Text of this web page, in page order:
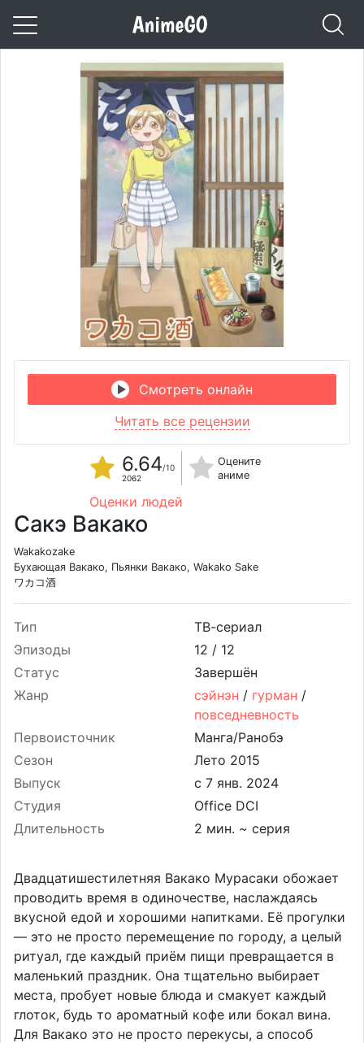
Смотреть онлайн
Читать все рецензии
6.64/10
2062
Оцените
аниме
Оценки людей
Сакэ Вакако
Wakakozake
Бухающая Вакако, Пьянки Вакако, Wakako Sake
ワカコ酒
Тип
ТВ-сериал
Эпизоды
12 / 12
Статус
Завершён
Жанр
сэйнэн / гурман /
повседневность
Первоисточник
Манга/Ранобэ
Сезон
Лето 2015
Выпуск
Студия
Office DCI
Длительность
2 мин. ~ серия
Двадцатишестилетняя Вакако Мурасаки обожает
проводить время в одиночестве, наслаждаясь
вкусной едой и хорошими напитками. Её прогулки
— это не просто перемещение по городу, а целый
ритуал, где каждый приём пищи превращается в
маленький праздник. Она тщательно выбирает
места, пробует новые блюда и смакует каждый
глоток, будь то ароматный кофе или бокал вина.
Для Вакако это не просто перекусы, а способ